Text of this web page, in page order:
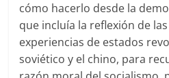
cómo hacerlo desde la
que incluía la reflexión de
experiencias de estados
soviético y el chino, para